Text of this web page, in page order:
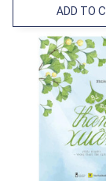
ADD TO